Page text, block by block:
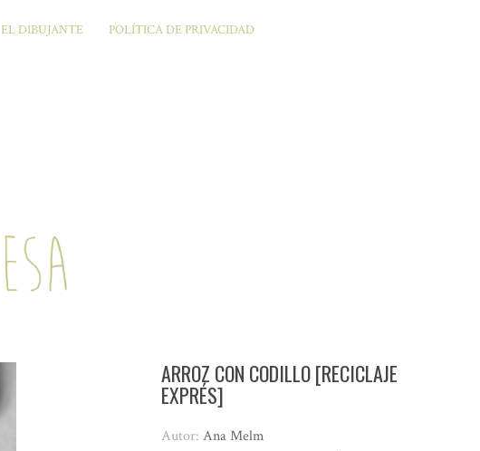
EL DIBUJANTE POLÍTICA DE PRIVACIDAD
ARROZ CON CODILLO [RECICLAJE
EXPRÉS]
Autor:Ana Melm